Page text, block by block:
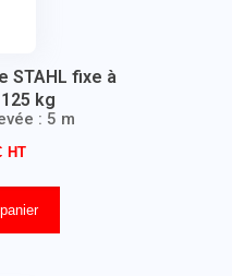
STAHL fixe à
kg
: 5 m